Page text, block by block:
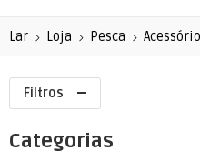
Lar Loja Pesca
Filtros
Categorias